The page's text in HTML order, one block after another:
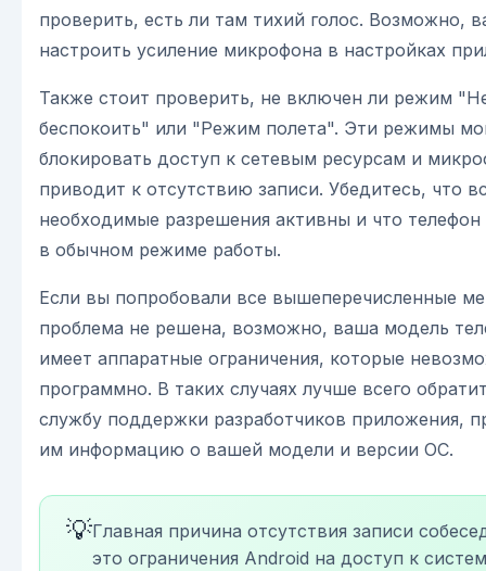
проверить, есть ли там тихий голос. Возможно,
настроить усиление микрофона в настройках
Также стоит проверить, не включен ли режим
беспокоить" или "Режим полета". Эти режимы
блокировать доступ к сетевым ресурсам и
приводит к отсутствию записи. Убедитесь, что
необходимые разрешения активны и что телефон
в обычном режиме работы.
Если вы попробовали все вышеперечисленные
проблема не решена, возможно, ваша модель
имеет аппаратные ограничения, которые
программно. В таких случаях лучше всего
службу поддержки разработчиков приложения,
им информацию о вашей модели и версии ОС.
💡Главная причина отсутствия записи
это ограничения Android на доступ к